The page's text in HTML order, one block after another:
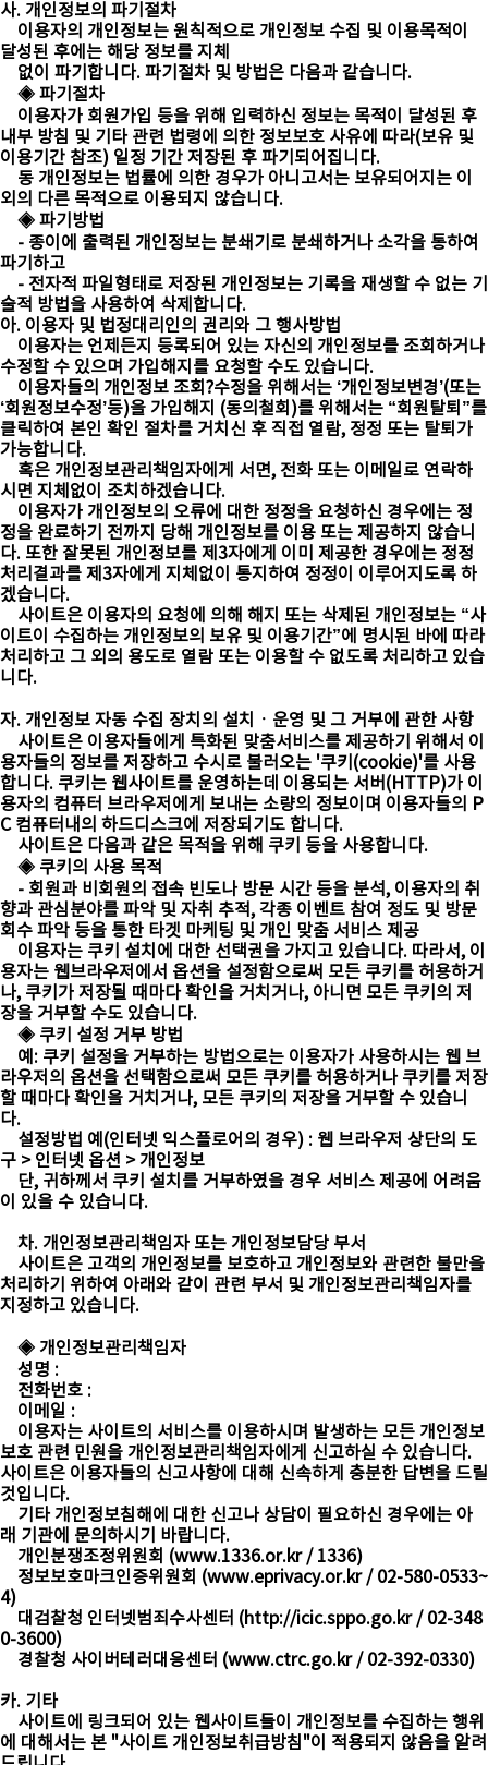
사. 개인정보의 파기절차
이용자의 개인정보는 원칙적으로 개인정보 수집 및 이용목적이
달성된 후에는 해당 정보를 지체
없이 파기합니다. 파기절차 및 방법은 다음과 같습니다.
◈ 파기절차
이용자가 회원가입 등을 위해 입력하신 정보는 목적이 달성된 후
내부 방침 및 기타 관련 법령에 의한 정보보호 사유에 따라(보유 및
이용기간 참조) 일정 기간 저장된 후 파기되어집니다.
동 개인정보는 법률에 의한 경우가 아니고서는 보유되어지는 이
외의 다른 목적으로 이용되지 않습니다.
◈ 파기방법
- 종이에 출력된 개인정보는 분쇄기로 분쇄하거나 소각을 통하여
파기하고
- 전자적 파일형태로 저장된 개인정보는 기록을 재생할 수 없는 기
술적 방법을 사용하여 삭제합니다.
아. 이용자 및 법정대리인의 권리와 그 행사방법
이용자는 언제든지 등록되어 있는 자신의 개인정보를 조회하거나
수정할 수 있으며 가입해지를 요청할 수도 있습니다.
이용자들의 개인정보 조회?수정을 위해서는 ‘개인정보변경’(또는
‘회원정보수정’등)을 가입해지 (동의철회)를 위해서는 “회원탈퇴”를
클릭하여 본인 확인 절차를 거치신 후 직접 열람, 정정 또는 탈퇴가
가능합니다.
혹은 개인정보관리책임자에게 서면, 전화 또는 이메일로 연락하
시면 지체없이 조치하겠습니다.
이용자가 개인정보의 오류에 대한 정정을 요청하신 경우에는 정
정을 완료하기 전까지 당해 개인정보를 이용 또는 제공하지 않습니
다. 또한 잘못된 개인정보를 제3자에게 이미 제공한 경우에는 정정
처리결과를 제3자에게 지체없이 통지하여 정정이 이루어지도록 하
겠습니다.
사이트은 이용자의 요청에 의해 해지 또는 삭제된 개인정보는 “사
이트이 수집하는 개인정보의 보유 및 이용기간”에 명시된 바에 따라
처리하고 그 외의 용도로 열람 또는 이용할 수 없도록 처리하고 있습
니다.
자. 개인정보 자동 수집 장치의 설치ㆍ운영 및 그 거부에 관한 사항
사이트은 이용자들에게 특화된 맞춤서비스를 제공하기 위해서 이
용자들의 정보를 저장하고 수시로 불러오는 '쿠키(cookie)'를 사용
합니다. 쿠키는 웹사이트를 운영하는데 이용되는 서버(HTTP)가 이
용자의 컴퓨터 브라우저에게 보내는 소량의 정보이며 이용자들의 P
C 컴퓨터내의 하드디스크에 저장되기도 합니다.
사이트은 다음과 같은 목적을 위해 쿠키 등을 사용합니다.
◈ 쿠키의 사용 목적
- 회원과 비회원의 접속 빈도나 방문 시간 등을 분석, 이용자의 취
향과 관심분야를 파악 및 자취 추적, 각종 이벤트 참여 정도 및 방문
회수 파악 등을 통한 타겟 마케팅 및 개인 맞춤 서비스 제공
이용자는 쿠키 설치에 대한 선택권을 가지고 있습니다. 따라서, 이
용자는 웹브라우저에서 옵션을 설정함으로써 모든 쿠키를 허용하거
나, 쿠키가 저장될 때마다 확인을 거치거나, 아니면 모든 쿠키의 저
장을 거부할 수도 있습니다.
◈ 쿠키 설정 거부 방법
예: 쿠키 설정을 거부하는 방법으로는 이용자가 사용하시는 웹 브
라우저의 옵션을 선택함으로써 모든 쿠키를 허용하거나 쿠키를 저장
할 때마다 확인을 거치거나, 모든 쿠키의 저장을 거부할 수 있습니
다.
설정방법 예(인터넷 익스플로어의 경우) : 웹 브라우저 상단의 도
구 > 인터넷 옵션 > 개인정보
단, 귀하께서 쿠키 설치를 거부하였을 경우 서비스 제공에 어려움
이 있을 수 있습니다.
차. 개인정보관리책임자 또는 개인정보담당 부서
사이트은 고객의 개인정보를 보호하고 개인정보와 관련한 불만을
처리하기 위하여 아래와 같이 관련 부서 및 개인정보관리책임자를
지정하고 있습니다.
◈ 개인정보관리책임자
성명 :
전화번호 :
이메일 :
이용자는 사이트의 서비스를 이용하시며 발생하는 모든 개인정보
보호 관련 민원을 개인정보관리책임자에게 신고하실 수 있습니다.
사이트은 이용자들의 신고사항에 대해 신속하게 충분한 답변을 드릴
것입니다.
기타 개인정보침해에 대한 신고나 상담이 필요하신 경우에는 아
래 기관에 문의하시기 바랍니다.
개인분쟁조정위원회 (www.1336.or.kr/ 1336)
정보보호마크인증위원회 (www.eprivacy.or.kr/ 02-580-0533~
4)
대검찰청 인터넷범죄수사센터 (http://icic.sppo.go.kr/ 02-348
0-3600)
경찰청 사이버테러대응센터 (www.ctrc.go.kr/ 02-392-0330)
카. 기타
사이트에 링크되어 있는 웹사이트들이 개인정보를 수집하는 행위
에 대해서는 본 "사이트 개인정보취급방침"이 적용되지 않음을 알려